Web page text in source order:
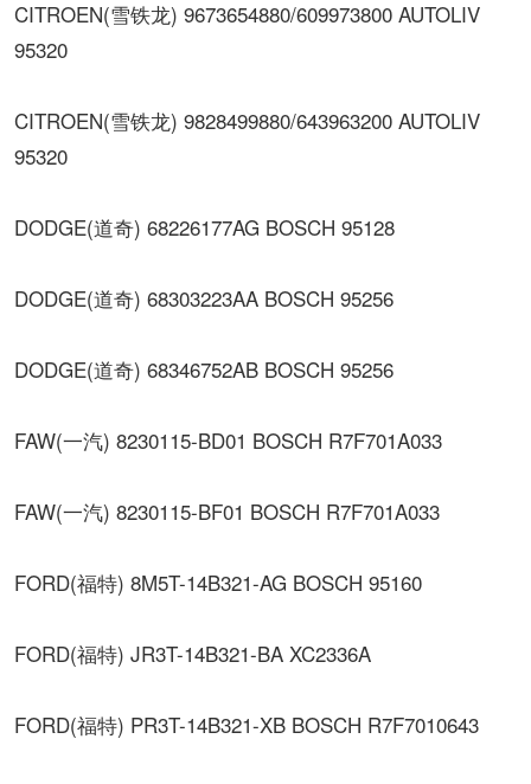
CITROEN(雪铁龙) 9673654880/609973800 AUTOLIV
95320
CITROEN(雪铁龙) 9828499880/643963200 AUTOLIV
95320
DODGE(道奇) 68226177AG BOSCH 95128
DODGE(道奇) 68303223AA BOSCH 95256
DODGE(道奇) 68346752AB BOSCH 95256
FAW(一汽) 8230115-BD01 BOSCH R7F701A033
FAW(一汽) 8230115-BF01 BOSCH R7F701A033
FORD(福特) 8M5T-14B321-AG BOSCH 95160
FORD(福特) JR3T-14B321-BA XC2336A
FORD(福特) PR3T-14B321-XB BOSCH R7F7010643